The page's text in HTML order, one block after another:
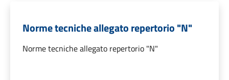
Norme tecniche allegato repertorio "N"
Norme tecniche allegato repertorio "N"